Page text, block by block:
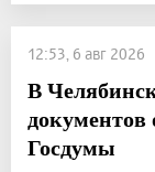
12:53, 6 авг 2026
В
документов
Госдумы